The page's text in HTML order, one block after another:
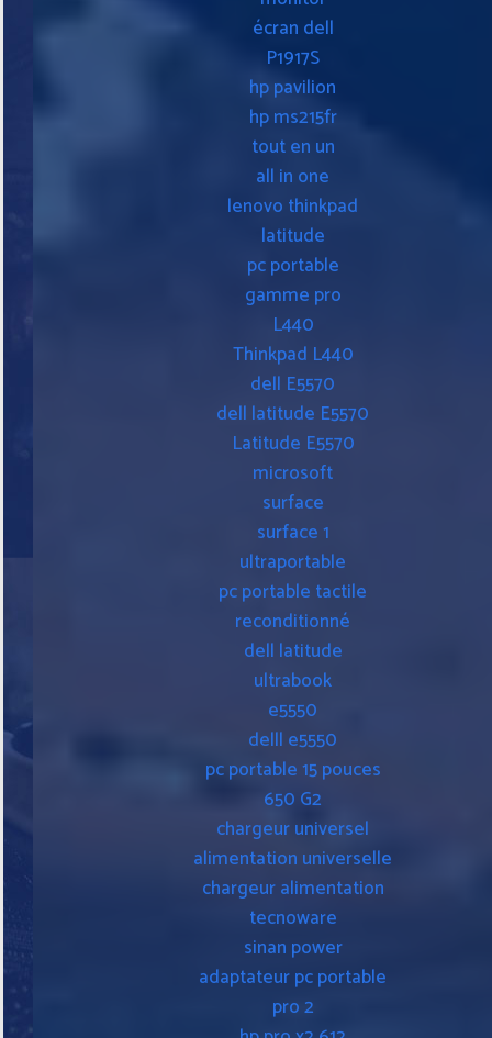
écran dell
P1917S
hp pavilion
hp ms215fr
tout en un
all in one
lenovo thinkpad
latitude
pc portable
gamme pro
L440
Thinkpad L440
dell E5570
dell latitude E5570
Latitude E5570
microsoft
surface
surface 1
ultraportable
pc portable tactile
reconditionné
dell latitude
ultrabook
e5550
delll e5550
pc portable 15 pouces
650 G2
chargeur universel
alimentation universelle
chargeur alimentation
tecnoware
sinan power
adaptateur pc portable
pro 2